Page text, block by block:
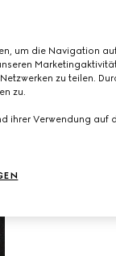
um die Navigation
zu teilen.
zu.
ihrer Verwendung auf